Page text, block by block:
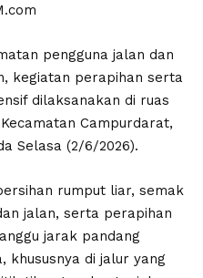
pengguna jalan dan
kegiatan perapihan serta
dilaksanakan di ruas
Campurdarat,
Selasa (2/6/2026).
rumput liar, semak
jalan, serta perapihan
jarak pandang
khususnya di jalur yang